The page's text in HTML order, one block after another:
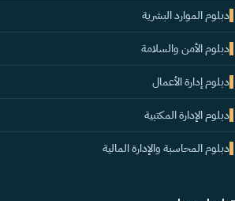
دبلوم الموارد البشرية
دبلوم الأمن والسلامة
دبلوم إدارة الأعمال
دبلوم الإدارة المكتبية
دبلوم المحاسبة والإدارة المالية